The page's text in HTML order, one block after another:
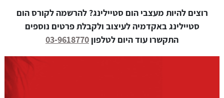
רוצים להיות מעצבי הום סטיילינג? להרשמה לקורס הום
סטיילינג באקדמיה לעיצוב ולקבלת פרטים נוספים
התקשרו עוד היום לטלפון 03-9618770